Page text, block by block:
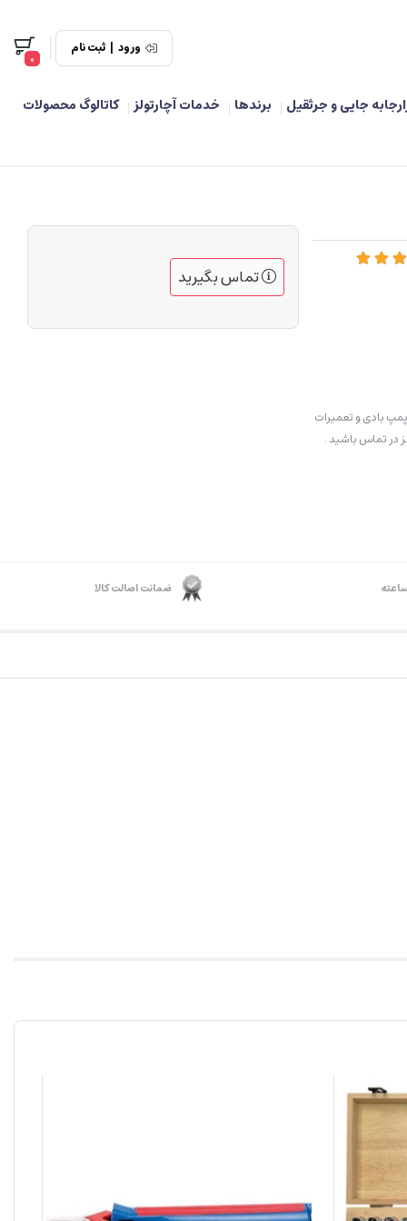
ورود | ثبت نام
0
جایی و جرثقیل برندها خدمات آچارتولز
کاتالوگ محصولات
بادی و تعمیرات
در تماس باشید .
تماس بگیرید
ضمانت اصالت کالا